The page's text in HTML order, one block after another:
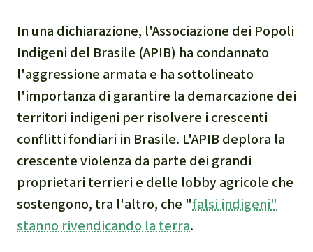
In una dichiarazione, l'Associazione dei Popoli
Indigeni del Brasile (APIB) ha condannato
l'aggressione armata e ha sottolineato
l'importanza di garantire la demarcazione dei
territori indigeni per risolvere i crescenti
conflitti fondiari in Brasile. L'APIB deplora la
crescente violenza da parte dei grandi
proprietari terrieri e delle lobby agricole che
sostengono, tra l'altro, che "falsi indigeni"
stanno rivendicando la terra.